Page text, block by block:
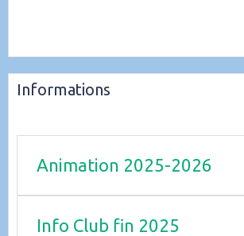
Informations
Animation 2025-2026
Info Club fin 2025